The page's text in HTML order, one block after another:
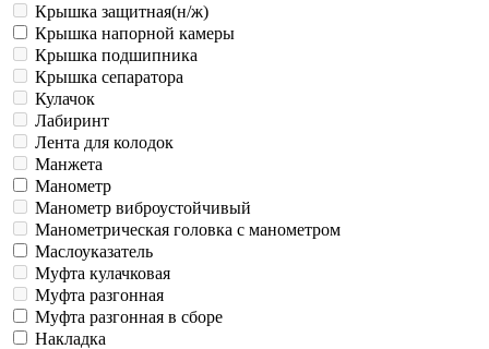
Крышка защитная(н/ж)
Крышка напорной камеры
Крышка подшипника
Крышка сепаратора
Кулачок
Лабиринт
Лента для колодок
Манжета
Манометр
Манометр виброустойчивый
Манометрическая головка c манометром
Маслоуказатель
Муфта кулачковая
Муфта разгонная
Муфта разгонная в сборе
Накладка